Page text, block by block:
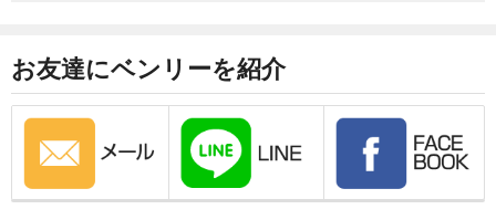
お友達にベンリーを紹介